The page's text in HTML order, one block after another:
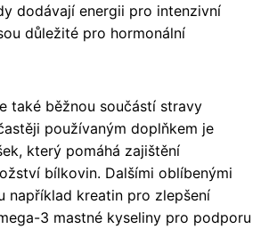
dodávají energii pro intenzivní
důležité pro hormonální
také běžnou součástí stravy
používaným doplňkem je
který pomáhá zajištění
bílkovin. Dalšími oblíbenými
například kreatin pro zlepšení
3 mastné kyseliny pro podporu